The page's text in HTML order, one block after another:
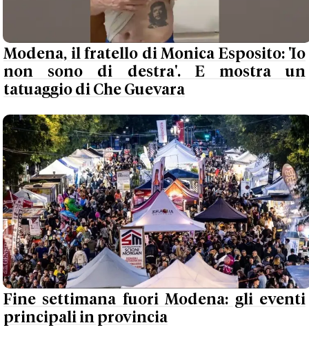
Modena, il fratello di Monica Esposito: 'Io
non sono di destra'. E mostra un
tatuaggio di Che Guevara
Fine settimana fuori Modena: gli eventi
principali in provincia